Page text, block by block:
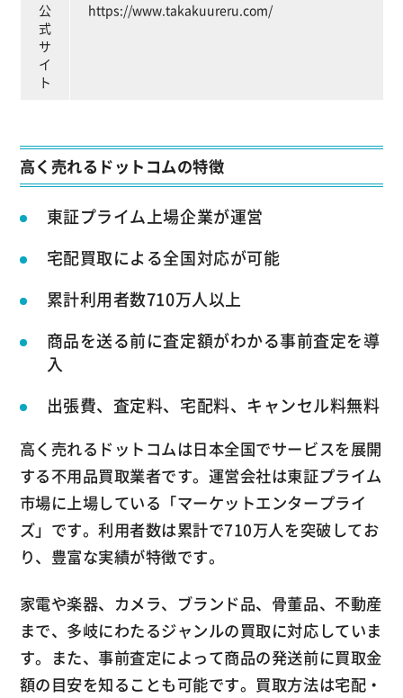
公
式
サ
イ
ト
https://www.takakuureru.com/
高く売れるドットコムの特徴
東証プライム上場企業が運営
宅配買取による全国対応が可能
累計利用者数710万人以上
商品を送る前に査定額がわかる事前査定を導
入
出張費、査定料、宅配料、キャンセル料無料
高く売れるドットコムは日本全国でサービスを展開
する不用品買取業者です。運営会社は東証プライム
市場に上場している「マーケットエンタープライ
ズ」です。利用者数は累計で710万人を突破してお
り、豊富な実績が特徴です。
家電や楽器、カメラ、ブランド品、骨董品、不動産
まで、多岐にわたるジャンルの買取に対応していま
す。また、事前査定によって商品の発送前に買取金
額の目安を知ることも可能です。買取方法は宅配・